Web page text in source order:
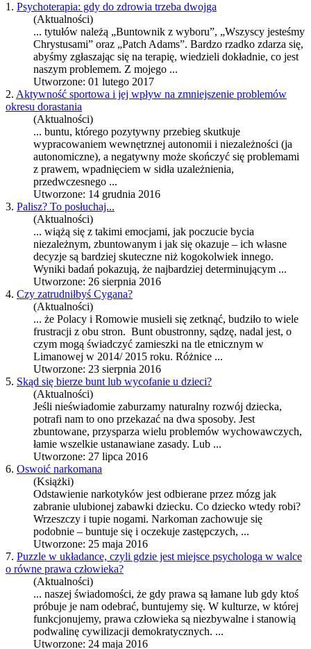
1. Psychoterapia: gdy do zdrowia trzeba dwojga
(Aktualności)
... tytułów należą „Buntownik z wyboru”, „Wszyscy jesteśmy
Chrystusami” oraz „Patch Adams”. Bardzo rzadko zdarza się,
abyśmy zgłaszając się na terapię, wiedzieli dokładnie, co jest
naszym problemem. Z mojego ...
Utworzone: 01 lutego 2017
2. Aktywność sportowa i jej wpływ na zmniejszenie problemów
okresu dorastania
(Aktualności)
... buntu, którego pozytywny przebieg skutkuje
wypracowaniem wewnętrznej autonomii i niezależności (ja
autonomiczne), a negatywny może skończyć się problemami
z prawem, wpadnięciem w sidła uzależnienia,
przedwczesnego ...
Utworzone: 14 grudnia 2016
3. Palisz? To posłuchaj...
(Aktualności)
... wiążą się z takimi emocjami, jak poczucie bycia
niezależnym, zbuntowanym i jak się okazuje – ich własne
decyzje są bardziej skuteczne niż kogokolwiek innego.
Wyniki badań pokazują, że najbardziej determinującym ...
Utworzone: 26 sierpnia 2016
4. Czy zatrudniłbyś Cygana?
(Aktualności)
... że Polacy i Romowie musieli się zetknąć, budziło to wiele
frustracji z obu stron. Bunt obustronny, sądzę, nadal jest, o
czym mogą świadczyć zamieszki na tle etnicznym w
Limanowej w 2014/ 2015 roku. Różnice ...
Utworzone: 23 sierpnia 2016
5. Skąd się bierze bunt lub wycofanie u dzieci?
(Aktualności)
Jeśli nieświadomie zaburzamy naturalny rozwój dziecka,
potrafi nam to ono przekazać na dwa sposoby. Jest
zbuntowane, przysparza wielu problemów wychowawczych,
łamie wszelkie ustanawiane zasady. Lub ...
Utworzone: 27 lipca 2016
6. Oswoić narkomana
(Książki)
Odstawienie narkotyków jest odbierane przez mózg jak
zabranie ulubionej zabawki dziecku. Co dziecko wtedy robi?
Wrzeszczy i tupie nogami. Narkoman zachowuje się
podobnie – buntuje się i oczekuje zastępczych, ...
Utworzone: 25 maja 2016
7. Puzzle w układance, czyli gdzie jest miejsce psychologa w walce
o równe prawa człowieka?
(Aktualności)
... naszej świadomości, że gdy prawa są łamane lub gdy ktoś
próbuje je nam odebrać, buntujemy się. W kulturze, w której
funkcjonujemy, prawa człowieka są niezbywalne i stanowią
podwalinę cywilizacji demokratycznych. ...
Utworzone: 24 maja 2016